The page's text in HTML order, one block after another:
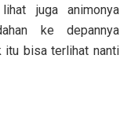
juga animonya
ke depannya
itu bisa terlihat nanti